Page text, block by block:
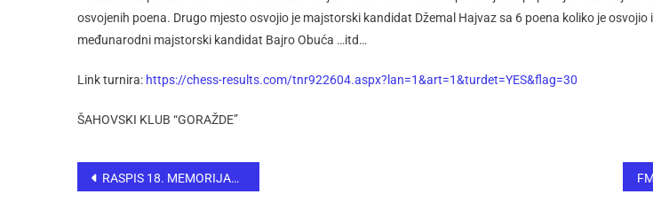
osvojenih poena. Drugo mjesto osvojio je majstorski kandidat Džemal Hajvaz sa 6 poena koliko je osvojio
međunarodni majstorski kandidat Bajro Obuća …itd…
Link turnira: https://chess-results.com/tnr922604.aspx?lan=1&art=1&turdet=YES&flag=30
ŠAHOVSKI KLUB “GORAŽDE”
RASPIS 18. MEMORIJALNI ŠAHOVSKI TURNIR „SEAD BIČEVIĆ“